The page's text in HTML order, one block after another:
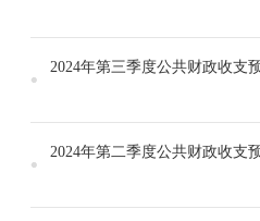
2024年第三季度公共财政收支
2024年第二季度公共财政收支